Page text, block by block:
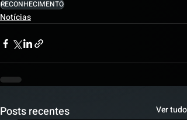
RECONHECIMENTO
Notícias
Posts recentes Ver tudo